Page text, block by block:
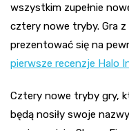
wszystkim zupełnie
cztery nowe tryby. Gra
prezentować się na
pierwsze recenzje Halo
Cztery nowe tryby gry,
będą nosiły swoje